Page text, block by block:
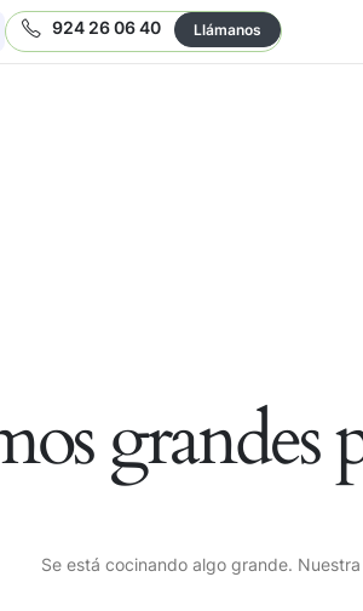
924 26 06 40 Llámanos
grandes
Se está cocinando algo grande.